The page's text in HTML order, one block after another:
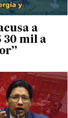
a
30 mil a